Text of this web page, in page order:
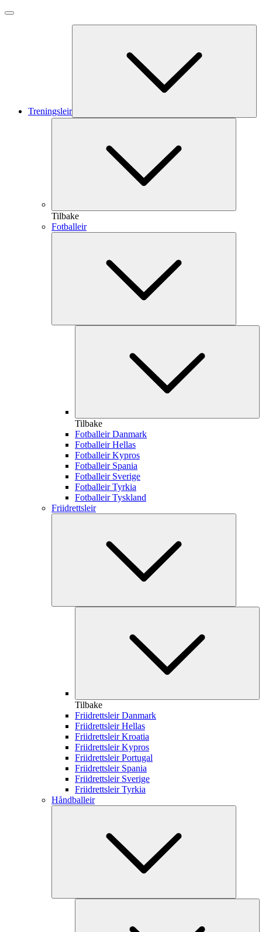
Treningsleir
Tilbake
Fotballeir
Tilbake
Fotballeir Danmark
Fotballeir Hellas
Fotballeir Kypros
Fotballeir Spania
Fotballeir Sverige
Fotballeir Tyrkia
Fotballeir Tyskland
Friidrettsleir
Tilbake
Friidrettsleir Danmark
Friidrettsleir Hellas
Friidrettsleir Kroatia
Friidrettsleir Kypros
Friidrettsleir Portugal
Friidrettsleir Spania
Friidrettsleir Sverige
Friidrettsleir Tyrkia
Håndballeir